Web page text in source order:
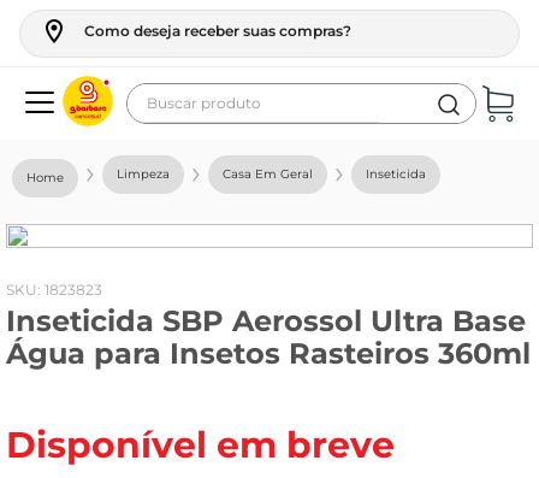
Como deseja receber suas compras?
Buscar produto
Limpeza Casa Em Geral Inseticida
: 1823823
Inseticida SBP Aerossol Ultra Base
Água para Insetos Rasteiros 360ml
Disponível em breve
geladeira
fogao
café
cerveja
vinho